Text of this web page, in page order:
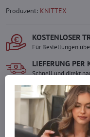
Produzent: KNITTEX
KOSTENLOSER
Für Bestellungen
LIEFERUNG PER
Schnell und direkt
SICHERE
Gesicherte Online-
Ware auf Lager
Wir versenden sofort